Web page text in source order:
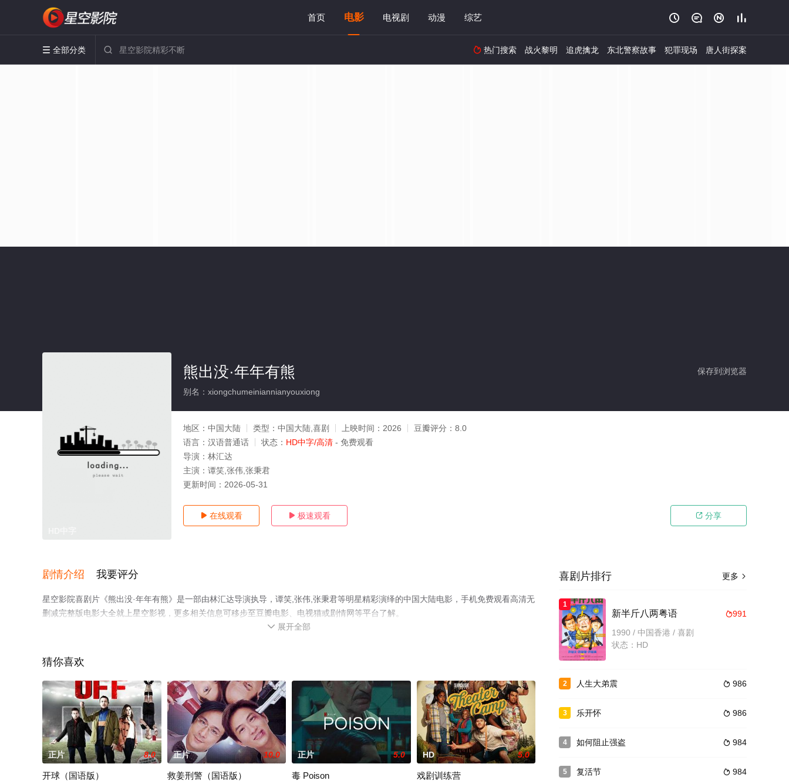
首页 电影 电视剧 动漫 综艺    
 全部分类   热门搜索 战火黎明 追虎擒龙 东北警察故事 犯罪现场 唐人街探案
保存到浏览器
熊出没·年年有熊
别名：xiongchumeiniannianyouxiong
地区： 中国大陆 类型： 中国大陆,喜剧 上映时间： 2026 豆瓣评分： 8.0
语言： 汉语普通话 状态： HD中字/高清 - 免费观看
导演： 林汇达
主演： 谭笑,张伟,张秉君
更新时间： 2026-05-31
 在线观看  极速观看  分享
剧情介绍 我要评分
星空影院喜剧片《熊出没·年年有熊》是一部由林汇达导演执导，谭笑,张伟,张秉君等明星精彩演绎的中国大陆电影，手机免费观看高清无
删减完整版电影大全就上星空影视，更多相关信息可移步至豆瓣电影、电视猫或剧情网等平台了解。
 展开全部
猜你喜欢
正片 8.0
开球（国语版）
正片 10.0
救姜刑警（国语版）
正片 5.0
毒 Poison
HD 5.0
戏剧训练营
更多 
喜剧片排行
1
991
新半斤八两粤语
1990 / 中国香港 / 喜剧
状态：HD
2  986
人生大弟震
3  986
乐开怀
4  984
如何阻止强盗
5  984
复活节